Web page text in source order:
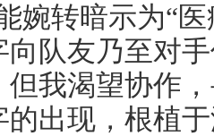
婉转暗示为“
向队友乃至对
但我渴望协作
的出现，根植